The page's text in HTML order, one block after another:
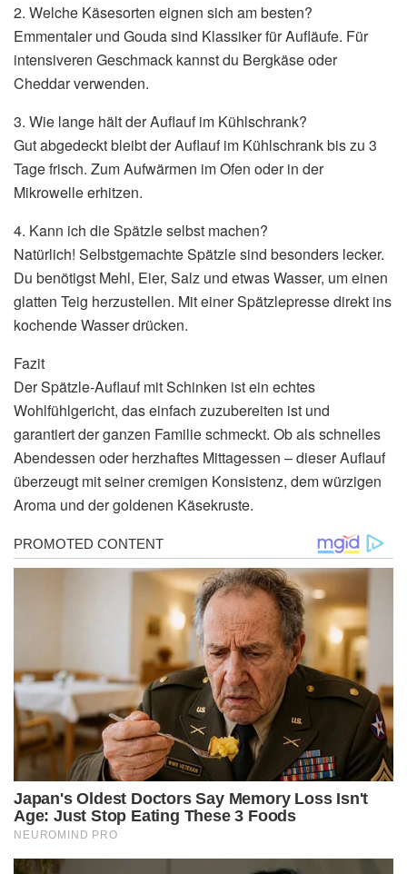
2. Welche Käsesorten eignen sich am besten?
Emmentaler und Gouda sind Klassiker für Aufläufe. Für
intensiveren Geschmack kannst du Bergkäse oder
Cheddar verwenden.
3. Wie lange hält der Auflauf im Kühlschrank?
Gut abgedeckt bleibt der Auflauf im Kühlschrank bis zu 3
Tage frisch. Zum Aufwärmen im Ofen oder in der
Mikrowelle erhitzen.
4. Kann ich die Spätzle selbst machen?
Natürlich! Selbstgemachte Spätzle sind besonders lecker.
Du benötigst Mehl, Eier, Salz und etwas Wasser, um einen
glatten Teig herzustellen. Mit einer Spätzlepresse direkt ins
kochende Wasser drücken.
Fazit
Der Spätzle-Auflauf mit Schinken ist ein echtes
Wohlfühlgericht, das einfach zuzubereiten ist und
garantiert der ganzen Familie schmeckt. Ob als schnelles
Abendessen oder herzhaftes Mittagessen – dieser Auflauf
überzeugt mit seiner cremigen Konsistenz, dem würzigen
Aroma und der goldenen Käsekruste.